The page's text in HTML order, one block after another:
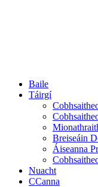
Baile
Táirgí
Breiseáin
Áiseanna
Nuacht
CCanna